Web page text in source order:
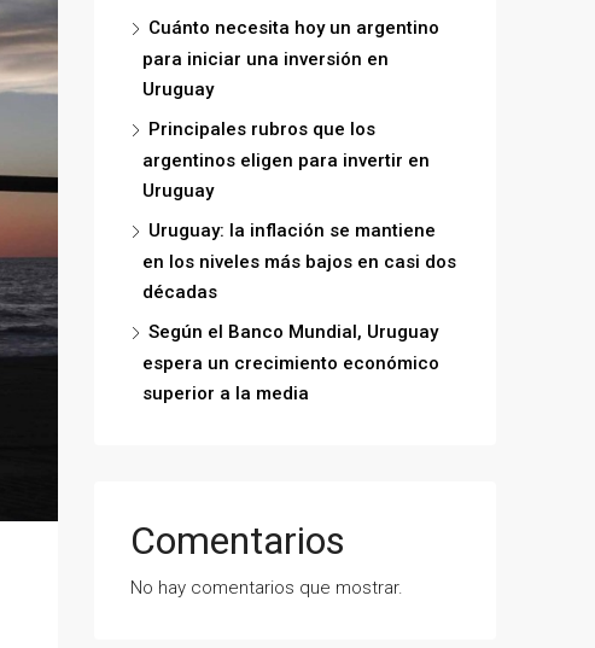
Cuánto necesita hoy un argentino
para iniciar una inversión en
Uruguay
Principales rubros que los
argentinos eligen para invertir en
Uruguay
Uruguay: la inflación se mantiene
en los niveles más bajos en casi dos
décadas
Según el Banco Mundial, Uruguay
espera un crecimiento económico
superior a la media
Comentarios
No hay comentarios que mostrar.